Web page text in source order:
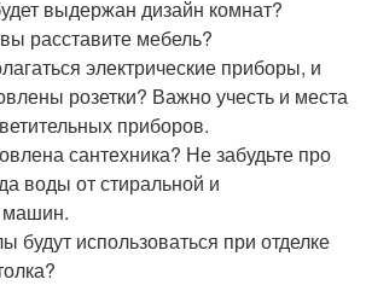
выдержан дизайн комнат?
расставите мебель?
электрические приборы, и
розетки? Важно учесть и места
приборов.
сантехника? Не забудьте про
воды от стиральной и
машин.
будут использоваться при отделке